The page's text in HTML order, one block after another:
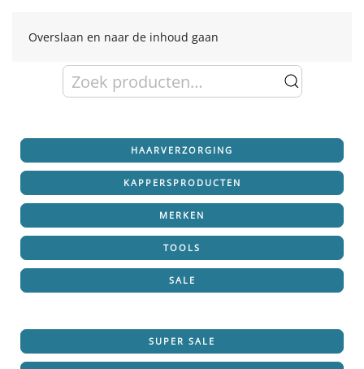
Overslaan en naar de inhoud gaan
Zoeken
naar:
HAARVERZORGING
KAPPERSPRODUCTEN
MERKEN
TOOLS
SALE
SUPER SALE